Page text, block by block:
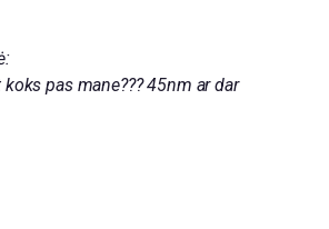
pas mane??? 45nm ar dar